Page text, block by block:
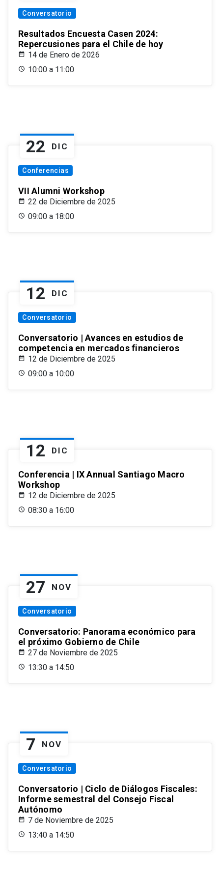
Conversatorio
Resultados Encuesta Casen 2024:
Repercusiones para el Chile de hoy
14 de Enero de 2026
10:00 a 11:00
22 DIC
Conferencias
VII Alumni Workshop
22 de Diciembre de 2025
09:00 a 18:00
12 DIC
Conversatorio
Conversatorio | Avances en estudios de
competencia en mercados financieros
12 de Diciembre de 2025
09:00 a 10:00
12 DIC
Conferencia | IX Annual Santiago Macro
Workshop
12 de Diciembre de 2025
08:30 a 16:00
27 NOV
Conversatorio
Conversatorio: Panorama económico para
el próximo Gobierno de Chile
27 de Noviembre de 2025
13:30 a 14:50
7 NOV
Conversatorio
Conversatorio | Ciclo de Diálogos Fiscales:
Informe semestral del Consejo Fiscal
Autónomo
7 de Noviembre de 2025
13:40 a 14:50